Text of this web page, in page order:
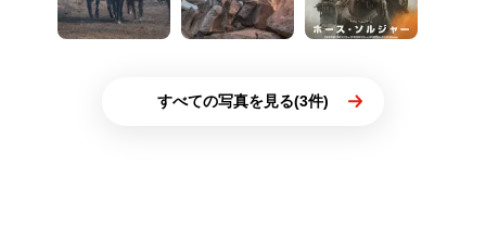
すべての写真を見る(3件)